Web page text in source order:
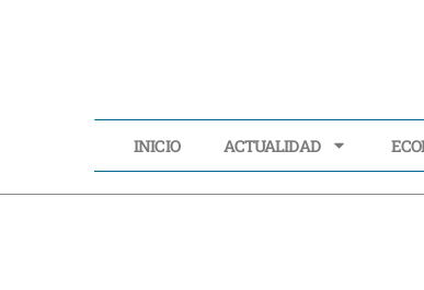
INICIO ACTUALIDAD